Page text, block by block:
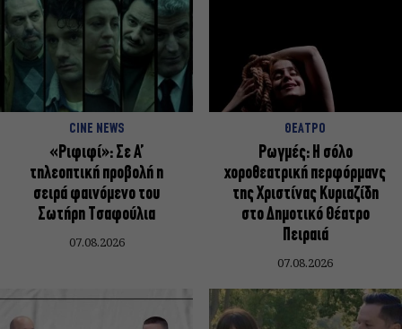
CINE NEWS
«Ριφιφί»: Σε Α’
τηλεοπτική προβολή η
σειρά φαινόμενο του
Σωτήρη Τσαφούλια
07.08.2026
ΘΕΑΤΡΟ
Ρωγμές: Η σόλο
χοροθεατρική περφόρμανς
της Χριστίνας Κυριαζίδη
στο Δημοτικό Θέατρο
Πειραιά
07.08.2026